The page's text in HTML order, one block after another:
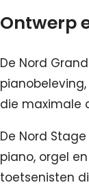
Ontwerp
De Nord
die maximale
De Nord
piano, orgel
toetsenisten